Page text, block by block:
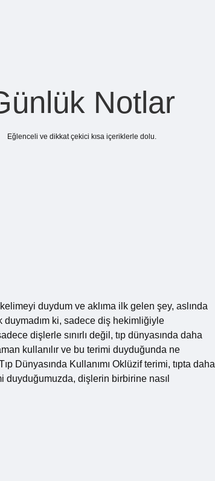
Notlar
Eğlenceli ve dikkat çekici kısa içeriklerle dolu.
duydum ve aklıma ilk gelen şey, aslında
duymadım ki, sadece diş hekimliğiyle
dişlerle sınırlı değil, tıp dünyasında daha
kullanılır ve bu terimi duyduğunda ne
Dünyasında Kullanımı Oklüzif terimi, tıpta daha
duyduğumuzda, dişlerin birbirine nasıl